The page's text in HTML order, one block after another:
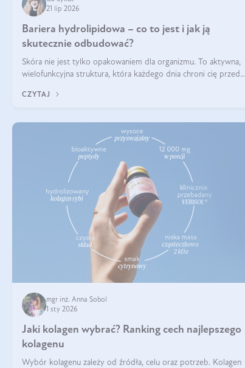
21 lip 2026
Bariera hydrolipidowa – co to jest i jak ją
skutecznie odbudować?
Skóra nie jest tylko opakowaniem dla organizmu. To aktywna,
wielofunkcyjna struktura, która każdego dnia chroni cię przed
środowiskowymi. Jednym z jej kluczowych elementów jest
CZYTAJ
mgr inż. Anna Sobol
1 sty 2026
Jaki kolagen wybrać? Ranking cech najlepszego
kolagenu
Wybór kolagenu zależy od źródła, celu oraz potrzeb. Kolagen